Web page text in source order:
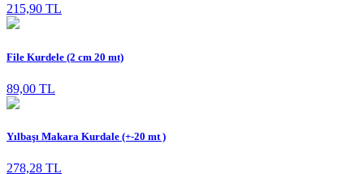
215,90 TL
File Kurdele (2 cm 20 mt)
89,00 TL
Yılbaşı Makara Kurdale (+-20 mt )
278,28 TL